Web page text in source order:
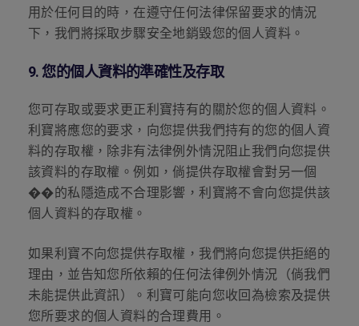
用於任何目的時，在遵守任何法律保留要求的情況
下，我們將採取步驟安全地銷毀您的個人資料。
9.您的個人資料的準確性及存取
您可存取或要求更正利寶持有的關於您的個人資料。
利寶將應您的要求，向您提供我們持有的您的個人資
料的存取權，除非有法律例外情況阻止我們向您提供
該資料的存取權。例如，倘提供存取權會對另一個
��的私隱造成不合理影響，利寶將不會向您提供該
個人資料的存取權。
如果利寶不向您提供存取權，我們將向您提供拒絕的
理由，並告知您所依賴的任何法律例外情況（倘我們
未能提供此資訊）。利寶可能向您收回為檢索及提供
您所要求的個人資料的合理費用。